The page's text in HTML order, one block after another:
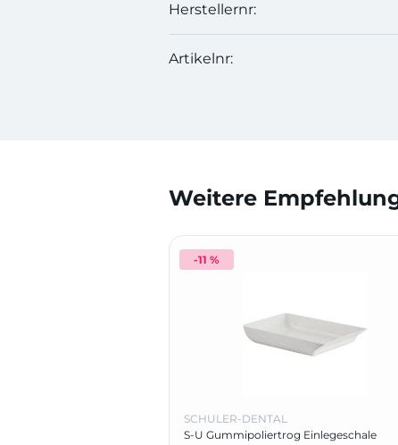
Herstellernr:
Artikelnr:
Weitere
-11 %
SCHULER-DENTAL
S-U Gummipoliertrog Einlegeschale